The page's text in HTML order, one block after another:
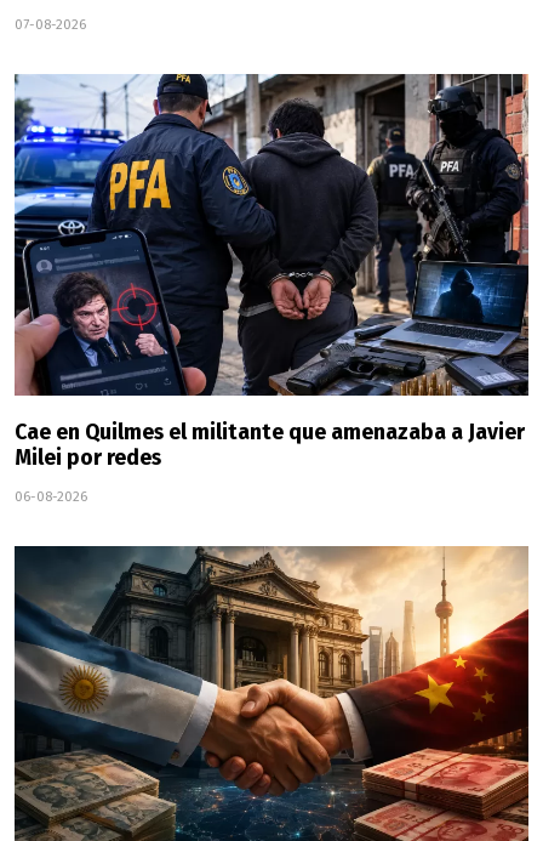
07-08-2026
Cae en Quilmes el militante que amenazaba a Javier
Milei por redes
06-08-2026